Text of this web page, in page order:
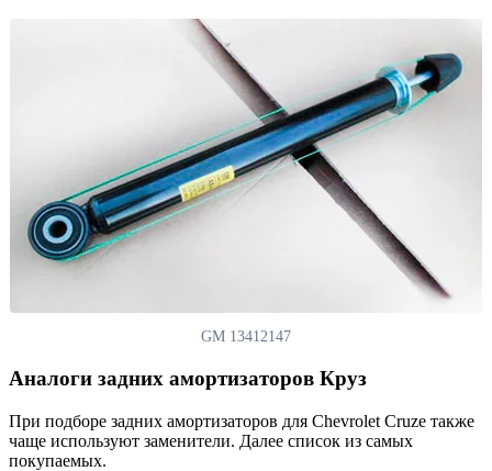
GM 13412147
Аналоги задних амортизаторов Круз
При подборе задних амортизаторов для Chevrolet Cruze также
чаще используют заменители. Далее список из самых
покупаемых.